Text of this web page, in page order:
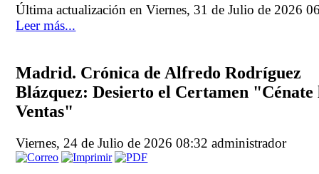
Última actualización en Viernes, 31 de Julio de 2026
Leer más...
Madrid. Crónica de Alfredo Rodríguez
Blázquez: Desierto el Certamen "Cénate
Ventas"
Viernes, 24 de Julio de 2026 08:32administrador